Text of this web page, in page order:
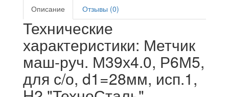
Описание Отзывы (0)
Технические
характеристики: Метчик
маш-руч. М39х4.0, Р6М5,
для с/о, d1=28мм, исп.1,